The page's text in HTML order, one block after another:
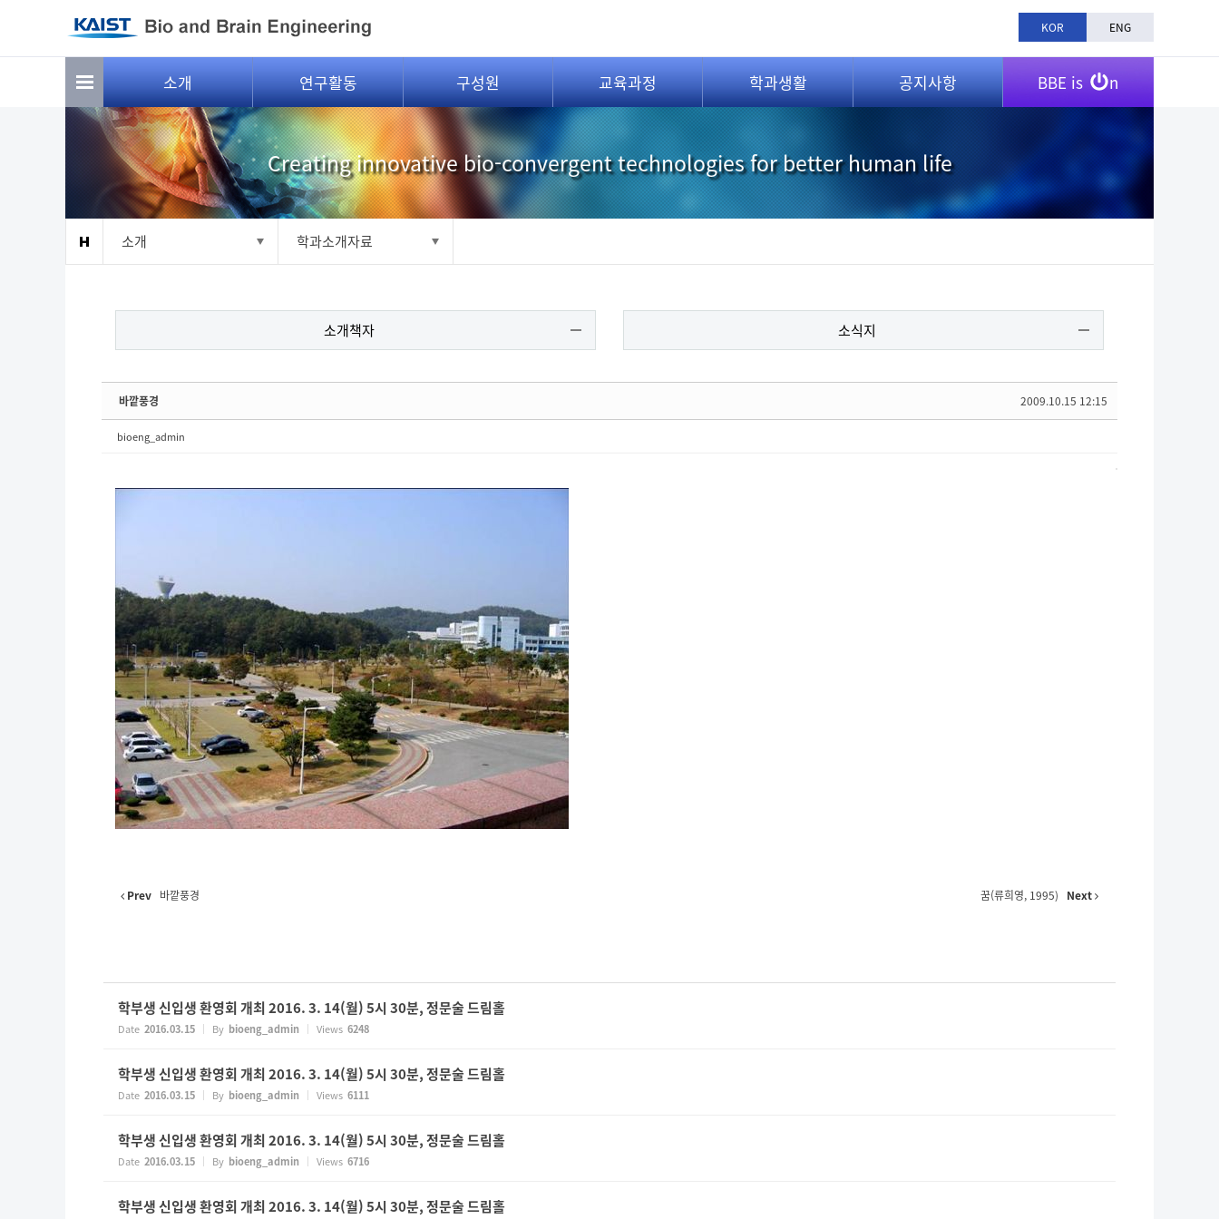
KOR ENG
소개 연구활동 구성원 교육과정 학과생활 공지사항 BBE is n
Creating innovative bio-convergent technologies for better human life
소개 학과소개자료
소개책자 소식지
2009.10.15 12:15
바깥풍경
bioeng_admin
Prev 바깥풍경 꿈(류희영, 1995) Next
학부생 신입생 환영회 개최 2016. 3. 14(월) 5시 30분, 정문술 드림홀
Date 2016.03.15 By bioeng_admin Views 6248
학부생 신입생 환영회 개최 2016. 3. 14(월) 5시 30분, 정문술 드림홀
Date 2016.03.15 By bioeng_admin Views 6111
학부생 신입생 환영회 개최 2016. 3. 14(월) 5시 30분, 정문술 드림홀
Date 2016.03.15 By bioeng_admin Views 6716
학부생 신입생 환영회 개최 2016. 3. 14(월) 5시 30분, 정문술 드림홀